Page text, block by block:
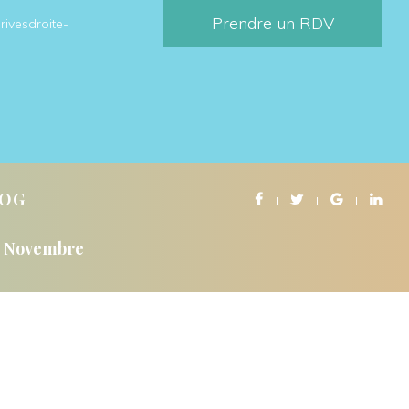
Prendre un RDV
Novembre